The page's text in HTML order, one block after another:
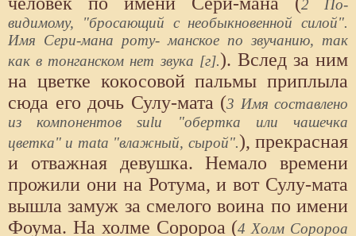
2 По-
видимому, "бросающий с необыкновенной силой".
Имя Сери-мана роту- манское по звучанию, так
как в тонганском нет звука [г].). Вслед за ним
на цветке кокосовой пальмы приплыла
сюда его дочь Сулу-мата (3 Имя составлено
из компонентов sulu "обертка или чашечка
цветка" и mata "влажный, сырой".), прекрасная
и отважная девушка. Немало времени
прожили они на Ротума, и вот Сулу-мата
вышла замуж за смелого воина по имени
Фоума. На холме Соророа (4 Холм Соророа